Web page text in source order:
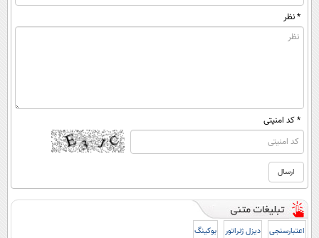
* نظر
* کد امنیتی
اعتبارسنجی دیزل ژنراتور بوکینگ